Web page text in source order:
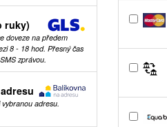
ruky)
doveze na předem
8 - 18 hod. Přesný čas
zprávou.
adresu.